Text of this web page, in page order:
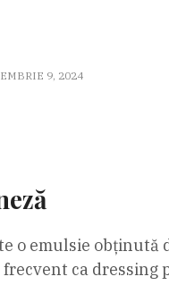
9, 2024
o emulsie
ca